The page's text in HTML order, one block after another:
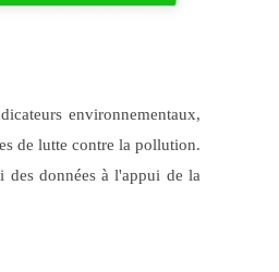
environnementaux,
de lutte contre la pollution.
des données à l'appui de la